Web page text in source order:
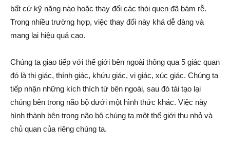
bất cứ kỹ năng nào hoặc thay đổi các thói quen đã bám rễ.
Trong nhiều trường hợp, việc thay đổi này khá dễ dàng và
mang lại hiệu quả cao.
Chúng ta giao tiếp với thế giới bên ngoài thông qua 5 giác quan
đó là thị giác, thính giác, khứu giác, vị giác, xúc giác. Chúng ta
tiếp nhận những kích thích từ bên ngoài, sau đó tái tạo lại
chúng bên trong não bộ dưới một hình thức khác. Việc này
hình thành bên trong não bộ chúng ta một thế giới thu nhỏ và
chủ quan của riêng chúng ta.